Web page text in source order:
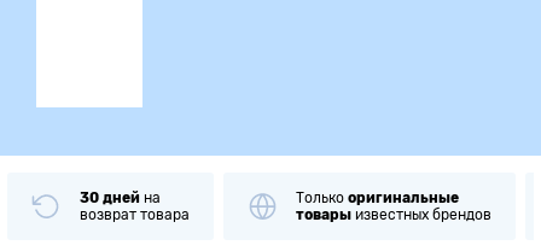
30 дней на
возврат товара
Только оригинальные
товары известных брендов